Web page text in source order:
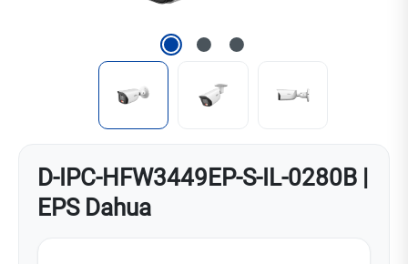
D-IPC-HFW3449EP-S-IL-0280B |
EPS Dahua